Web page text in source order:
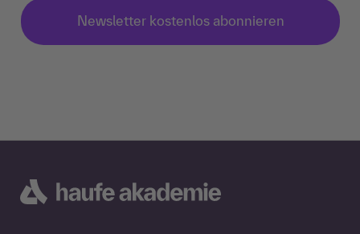
Newsletter kostenlos abonnieren